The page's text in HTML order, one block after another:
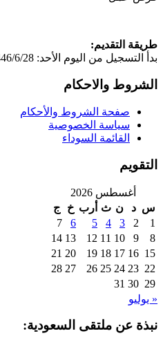
طريقة التقديم:
بدأ التسجيل من اليوم الأحد: 1446/6/28هـ (الموافق 2024/12/29م) من خلال الرابط التالي:
الشروط والاحكام
صفحة الشروط والأحكام
سياسة الخصوصية
القائمة السوداء
التقويم
أغسطس 2026
س د ن ث أرب خ
ج
1
2
3
4
5
6
7
8
9
10
11
12
13
14
15
16
17
18
19
20
21
22
23
24
25
26
27
28
29
30
31
« يوليو
نبذة عن ملتقى السعودية: